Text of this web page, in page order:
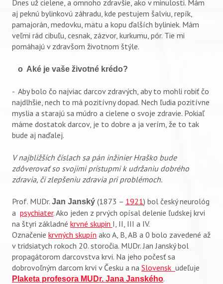
Dnes už cielene, a omnoho zdravšie, ako v minulosti. Mám
aj peknú bylinkovú záhradu, kde pestujem šalviu, repík,
pamajorán, medovku, mätu a kopu ďalších byliniek. Mám
veľmi rád cibuľu, cesnak, zázvor, kurkumu, pór. Tie mi
pomáhajú v zdravšom životnom štýle.
o Aké je vaše životné krédo?
- Aby bolo čo najviac darcov zdravých, aby to mohli robiť čo
najdlhšie, nech to má pozitívny dopad. Nech ľudia pozitívne
myslia a starajú sa múdro a cielene o svoje zdravie. Pokiaľ
máme dostatok darcov, je to dobre a ja verím, že to tak
bude aj naďalej.
V najbližších číslach sa pán inžinier Hraško bude
zdôverovať so svojimi prístupmi k udržaniu dobrého
zdravia, či zlepšeniu zdravia pri problémoch.
Prof. MUDr. Jan Janský (1873 – 1921) bol český neurológ
a psychiater. Ako jeden z prvých opísal delenie ľudskej krvi
na štyri základné krvné skupin I, II, III a IV.
Označenie krvných skupín ako A, B, AB a 0 bolo zavedené až
v tridsiatych rokoch 20. storočia. MUDr. Jan Janský bol
propagátorom darcovstva krvi. Na jeho počesť sa
dobrovoľným darcom krvi v Česku a na Slovensk udeľuje
Plaketa profesora MUDr. Jana Janského.